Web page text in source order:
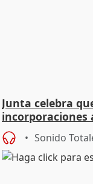
Junta celebra
incorporaciones
jóvenes
Sonido